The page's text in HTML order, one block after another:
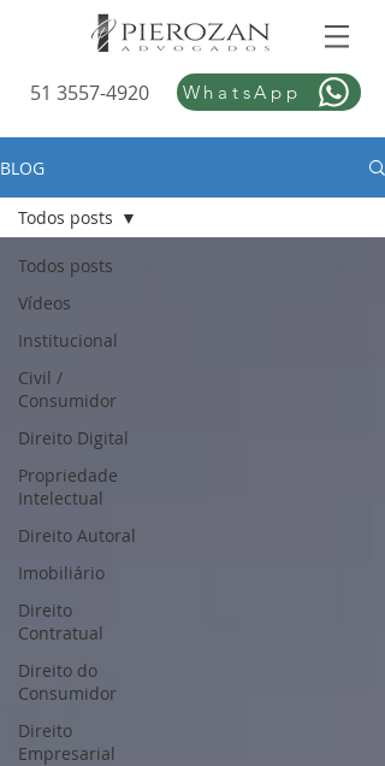
51 3557-4920 WhatsApp
BLOG
Todos posts
Vídeos
Institucional
Civil /
Consumidor
Direito Digital
Propriedade
Intelectual
Direito Autoral
Imobiliário
Direito
Contratual
Direito do
Consumidor
Direito
Empresarial
Todos posts